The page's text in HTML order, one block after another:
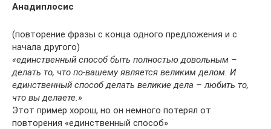
Анадиплосис
(повторение фразы с конца одного предложения и с
начала другого)
«единственный способ быть полностью довольным –
делать то, что по-вашему является великим делом. И
единственный способ делать великие дела – любить то,
что вы делаете.»
Этот пример хорош, но он немного потерял от
повторения «единственный способ»